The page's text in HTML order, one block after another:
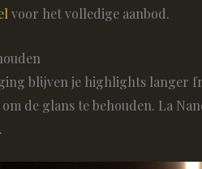
voor het volledige aanbod.
blijven je highlights langer
de glans te behouden. La